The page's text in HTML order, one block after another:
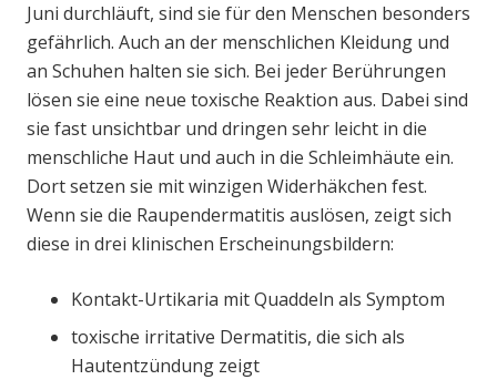
Juni durchläuft, sind sie für den Menschen besonders
gefährlich. Auch an der menschlichen Kleidung und
an Schuhen halten sie sich. Bei jeder Berührungen
lösen sie eine neue toxische Reaktion aus. Dabei sind
sie fast unsichtbar und dringen sehr leicht in die
menschliche Haut und auch in die Schleimhäute ein.
Dort setzen sie mit winzigen Widerhäkchen fest.
Wenn sie die Raupendermatitis auslösen, zeigt sich
diese in drei klinischen Erscheinungsbildern:
Kontakt-Urtikaria mit Quaddeln als Symptom
toxische irritative Dermatitis, die sich als
Hautentzündung zeigt